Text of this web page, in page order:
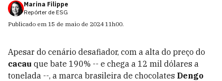
Marina Filippe
Repórter de ESG
Publicado em 15 de maio de 2024 11h00.
Apesar do cenário desafiador, com a alta do preço do
cacau que bate 190% -- e chega a 12 mil dólares a
tonelada --, a marca brasileira de chocolates Dengo